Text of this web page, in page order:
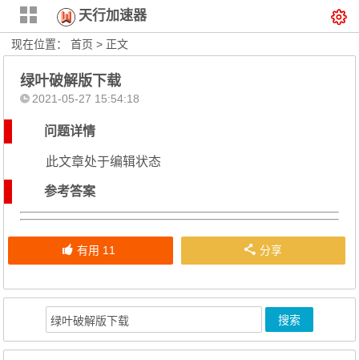
天行加速器
现在位置：首页 > 正文
绿叶破解版下载
2021-05-27 15:54:18
问题详情
此文章处于编辑状态
参考答案
有用 11 分享